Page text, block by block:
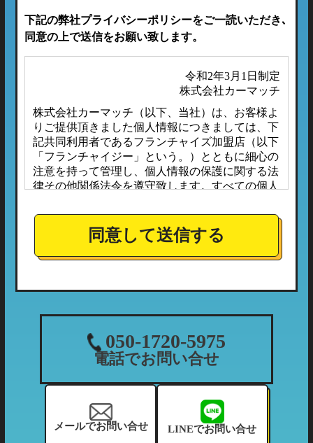
下記の弊社プライバシーポリシーをご一読いただき､
同意の上で送信をお願い致します。
令和2年3月1日制定
株式会社カーマッチ
株式会社カーマッチ（以下、当社）は、お客様よ
りご提供頂きました個人情報につきましては、下
記共同利用者であるフランチャイズ加盟店（以下
「フランチャイジー」という。）とともに細心の
注意を持って管理し、個人情報の保護に関する法
律その他関係法令を遵守致します。すべての個人
ほか、お客様ご本人の同意なしに第三者へ開示ま
たは提供されることはありません。
また、フランチャイジーとの間においては、事前
に個人情報保護に対する安全性を審査の上、個人
こととしており、適切な管理監督を行ってまいり
当社が収集する個人情報につきましては、下記の
利用目的の範囲内において利用させて頂きます。
（1）ご利用履歴・支払状況の確認など、当社の
利用状況の把握及び債権管理のため
（2）カーマッチフランチャイズ全体の市場調
同意して送信する
050-1720-5975
電話でお問い合せ
メールでお問い合せ LINEでお問い合せ